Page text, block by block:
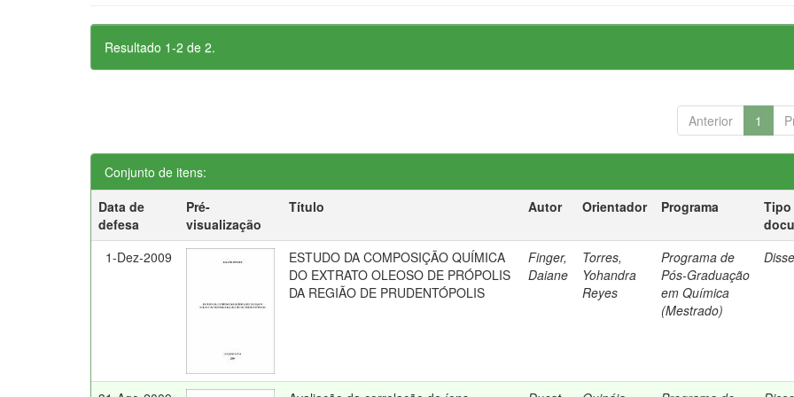
Resultado 1-2 de 2.
Anterior 1
Conjunto de itens:
Data de
defesa
Pré-
visualização
Título Autor Orientador Programa
Tipo
1-Dez-2009
ESTUDO DA COMPOSIÇÃO QUÍMICA
DO EXTRATO OLEOSO DE PRÓPOLIS
DA REGIÃO DE PRUDENTÓPOLIS
Finger,
Daiane
Torres,
Yohandra
Reyes
Programa de
Pós-Graduação
em Química
(Mestrado)